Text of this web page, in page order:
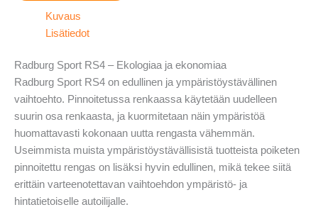
pinnoitettu-
235/55-
määrä
Kuvaus
Lisätiedot
Radburg Sport RS4 – Ekologiaa ja ekonomiaa
Radburg Sport RS4 on edullinen ja ympäristöystävällinen
vaihtoehto. Pinnoitetussa renkaassa käytetään uudelleen
suurin osa renkaasta, ja kuormitetaan näin ympäristöä
huomattavasti kokonaan uutta rengasta vähemmän.
Useimmista muista ympäristöystävällisistä tuotteista poiketen
pinnoitettu rengas on lisäksi hyvin edullinen, mikä tekee siitä
erittäin varteenotettavan vaihtoehdon ympäristö- ja
hintatietoiselle autoilijalle.